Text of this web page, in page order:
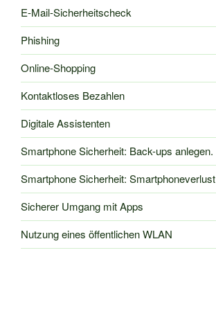
E-Mail-Sicherheitscheck
Phishing
Online-Shopping
Kontaktloses Bezahlen
Digitale Assistenten
Smartphone Sicherheit: Back-ups anlegen.
Smartphone Sicherheit: Smartphoneverlust
Sicherer Umgang mit Apps
Nutzung eines öffentlichen WLAN